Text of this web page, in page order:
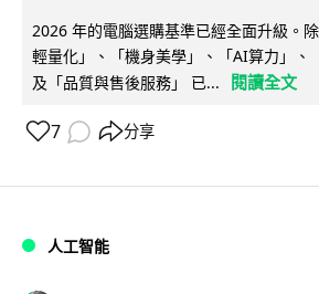
2026 年的電腦選購基準已經全面升級。
輕量化」、「機身美學」、「AI算力」、
及「品質與售後服務」 已...
閱讀全文
7 分享
人工智能